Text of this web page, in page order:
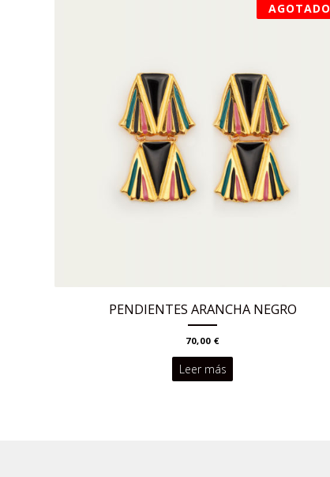
pueden
elegir
en
la
página
de
producto
AGOTADO
PENDIENTES ARANCHA NEGRO
70,00 €
Leer más